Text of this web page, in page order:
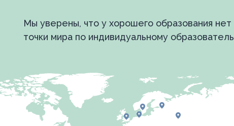
представлены в формате
и дополненной реальности.
Вместимость школы более
Мы уверены, что у хорошего образования нет
точки мира по индивидуальному